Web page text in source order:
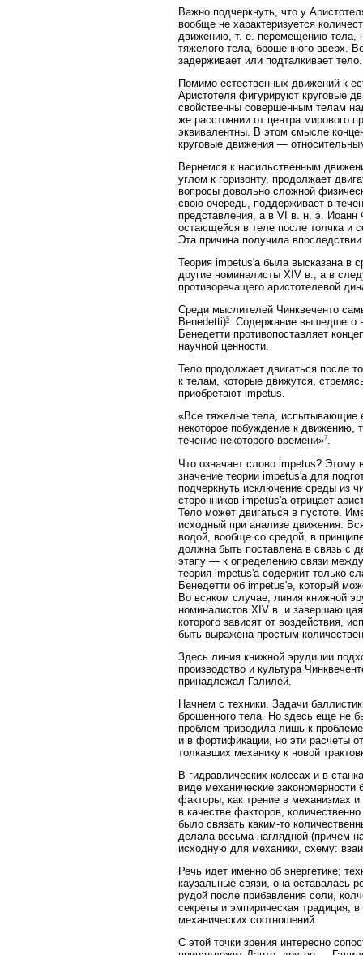
Важно подчеркнуть, что у
вообще не характеризуется
движению, т. е. перемещению тела,
тяжелого тела, брошенного вверх.
задерживает или подталкивает тело.
Помимо естественных движений к
Аристотеля фигурируют круговые
свойственны совершенным телам
же расстоянии от центра мирового
эквивалентны. В этом смысле
круговые движения —
Вернемся к насильственным
углом к горизонту, продолжает
вопросы довольно сложной
свою очередь, поддерживает в
представления, а в VI в. н. э.
остающейся в теле после толчка и
Эта причина получила
Теория impetus'а была высказана в
другие номиналисты XIV в., а в
противоречащего аристотелевой
Среди мыслителей Чинквеченто
Benedetti)5. Содержание вышедшего в
Бенедетти противопоставляет
научной ценности.
Тело продолжает двигаться после
к телам, которые движутся,
приобретают impetus.
«Все тяжелые тела, испытывающие
некоторое побуждение к движению,
течение некоторого времени»7.
Что означает слово impetus? Этому
значение теории impetus'а для
подчеркнуть исключение среды из
сторонников impetus'а отрицает
Тело может двигаться в пустоте.
исходный при анализе движения.
водой, вообще со средой, в
должна быть поставлена в связь с
этапу — к определению связи
теория impetus'а содержит только
Бенедетти об impetus'е, который
Во всяком случае, линия книжной
номиналистов XIV в. и
которого зависят от воздействия,
быть выражена простым
Здесь линия книжной эрудиции
производство и культура
принадлежал Галилей.
Начнем с техники. Задачи
брошенного тела. Но здесь еще не
проблем приводила лишь к
и в фортификации, но эти расчеты
толкавших механику к новой
В гидравлических колесах и в
виде механические
факторы, как трение в механизмах
в качестве факторов,
было связать каким-то
делала весьма наглядной (причем
исходную для механики, схему:
Речь идет именно об энергетике;
каузальные связи, она оставалась
рудой после прибавления соли,
секреты и эмпирическая традиция,
механических соотношений.
С этой точки зрения интересно